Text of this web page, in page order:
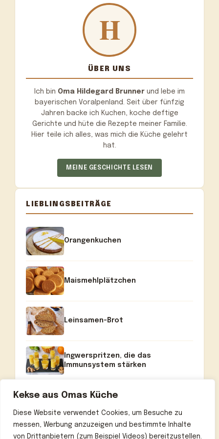
Kekse aus Omas Küche
Diese Website verwendet Cookies, um Besuche zu
messen, Werbung anzuzeigen und bestimmte Inhalte
von Drittanbietern (zum Beispiel Videos) bereitzustellen.
ÜBER UNS
Ich bin Oma Hildegard Brunner und lebe im
bayerischen Voralpenland. Seit über fünfzig
Jahren backe ich Kuchen, koche deftige
Gerichte und hüte die Rezepte meiner Familie.
Hier teile ich alles, was mich die Küche gelehrt
hat.
MEINE GESCHICHTE LESEN
LIEBLINGSBEITRÄGE
Orangenkuchen
Maismehlplätzchen
Leinsamen-Brot
Ingwerspritzen, die das
Immunsystem stärken